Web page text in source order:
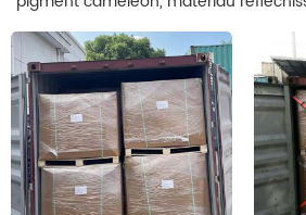
faux pigment pigmenté microcapsulé
notre gamme de pigments à effets
le premier fabricant de pigments à
Chine. obtenir l'approvisionnement